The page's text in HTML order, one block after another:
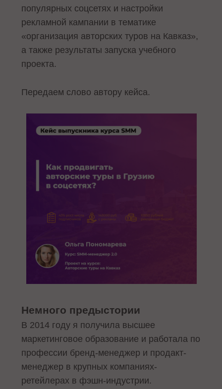
популярных соцсетях и настройки
рекламной кампании в тематике
«организация авторских туров на Кавказ»,
а также результаты запуска учебного
проекта.
Передаем слово автору кейса.
Немного предыстории
В 2014 году я получила высшее
маркетинговое образование и работала по
профессии бренд-менеджер и продакт-
менеджер в крупных компаниях-
ретейлерах в фэшн-индустрии.